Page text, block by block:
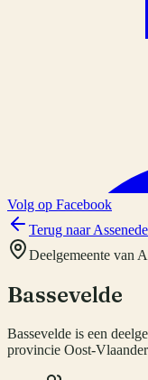
Volg op Facebook
Terug naarAssenede
Deelgemeente van
Bassevelde
Bassevelde is een
provincie Oost-